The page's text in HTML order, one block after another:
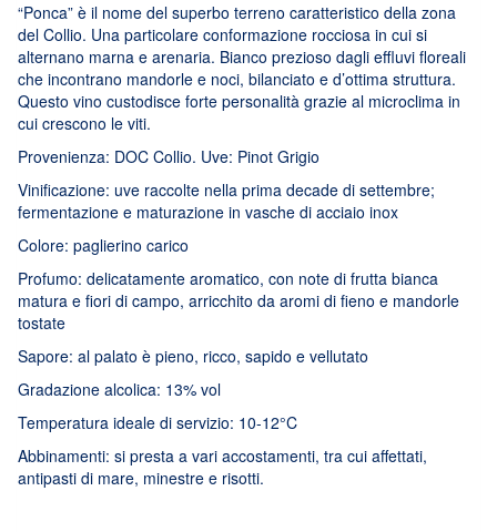
“Ponca” è il nome del superbo terreno caratteristico della zona
del Collio. Una particolare conformazione rocciosa in cui si
alternano marna e arenaria. Bianco prezioso dagli effluvi floreali
che incontrano mandorle e noci, bilanciato e d’ottima struttura.
Questo vino custodisce forte personalità grazie al microclima in
cui crescono le viti.
Provenienza: DOC Collio. Uve: Pinot Grigio
Vinificazione: uve raccolte nella prima decade di settembre;
fermentazione e maturazione in vasche di acciaio inox
Colore: paglierino carico
Profumo: delicatamente aromatico, con note di frutta bianca
matura e fiori di campo, arricchito da aromi di fieno e mandorle
tostate
Sapore: al palato è pieno, ricco, sapido e vellutato
Gradazione alcolica: 13% vol
Temperatura ideale di servizio: 10-12°C
Abbinamenti: si presta a vari accostamenti, tra cui affettati,
antipasti di mare, minestre e risotti.